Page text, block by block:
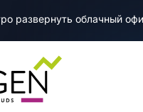
развернуть облачный